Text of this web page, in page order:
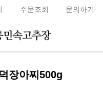
주문조회 문의하기
장아찌500g